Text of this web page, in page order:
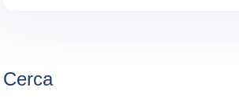
Cerca